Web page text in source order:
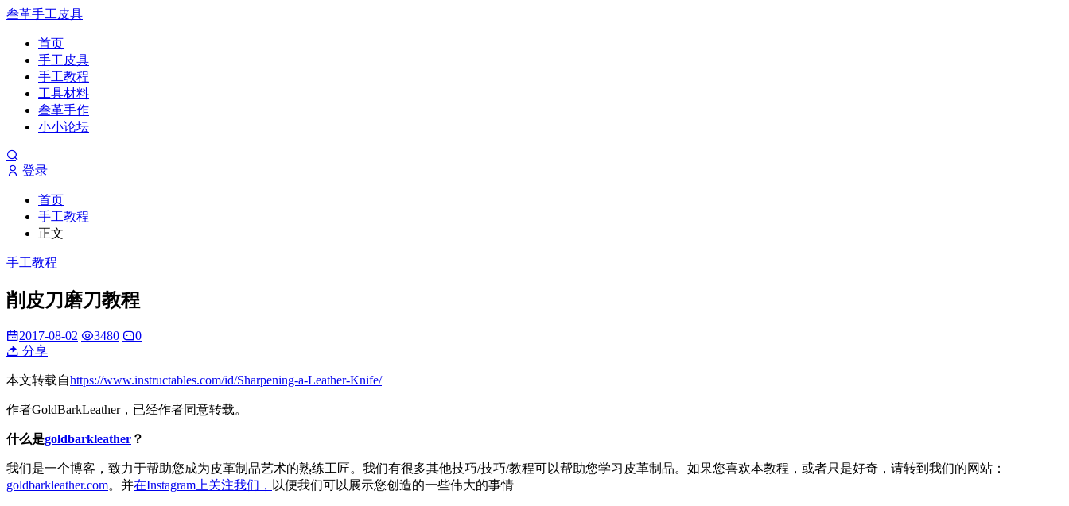
叁革手工皮具
首页
手工皮具
手工教程
工具材料
叁革手作
小小论坛
登录
首页
手工教程
正文
手工教程
削皮刀磨刀教程
2017-08-02 3480
0
分享
本文转载自https://www.instructables.com/id/Sharpening-a-Leather-Knife/
作者GoldBarkLeather，已经作者同意转载。
什么是goldbarkleather ？
我们是一个博客，致力于帮助您成为皮革制品艺术的熟练工匠。我们有很多其他技巧/技巧/教程可以帮助您学习皮革制品。如果您喜欢本教程，或者只是好奇，请转到我们的网站：
goldbarkleather.com。并在Instagram上关注我们， 以便我们可以展示您创造的一些伟大的事情